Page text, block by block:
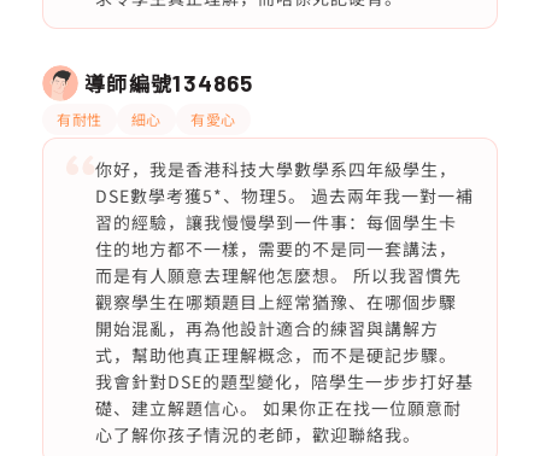
導師編號134865
有耐性 細心 有愛心
你好，我是香港科技大學數學系四年級學生，
DSE數學考獲5*、物理5。 過去兩年我一對一補
習的經驗，讓我慢慢學到一件事：每個學生卡
住的地方都不一樣，需要的不是同一套講法，
而是有人願意去理解他怎麼想。 所以我習慣先
觀察學生在哪類題目上經常猶豫、在哪個步驟
開始混亂，再為他設計適合的練習與講解方
式，幫助他真正理解概念，而不是硬記步驟。
我會針對DSE的題型變化，陪學生一步步打好基
礎、建立解題信心。 如果你正在找一位願意耐
心了解你孩子情況的老師，歡迎聯絡我。